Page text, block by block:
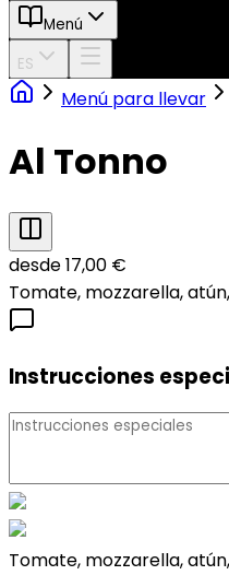
Menú
ES
Menú para llevar
Al Tonno
desde 17,00 €
Tomate, mozzarella,
Instrucciones
Tomate, mozzarella,